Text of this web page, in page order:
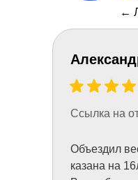
←
Объездил
казана на
Ссылка на
НУЖНА
Узбекские казаны
Печи для казанов